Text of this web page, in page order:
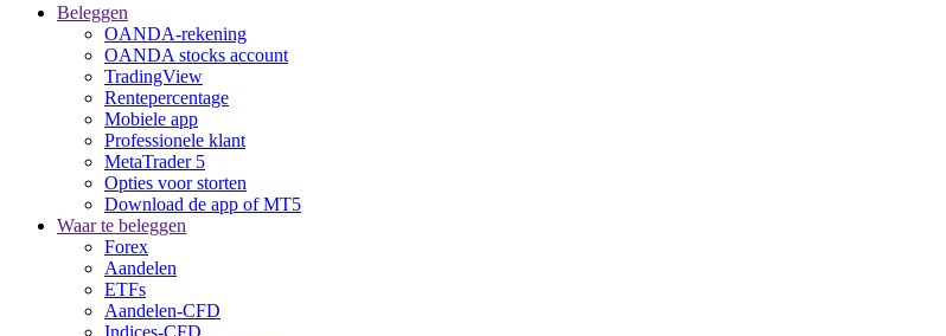
Beleggen
OANDA-rekening
OANDA stocks account
TradingView
Rentepercentage
Mobiele app
Professionele klant
MetaTrader 5
Opties voor storten
Download de app of MT5
Waar te beleggen
Forex
Aandelen
ETFs
Aandelen-CFD
Indices-CFD